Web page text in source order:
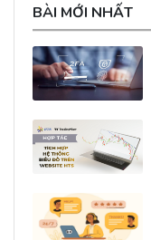
BÀI MỚI NHẤT